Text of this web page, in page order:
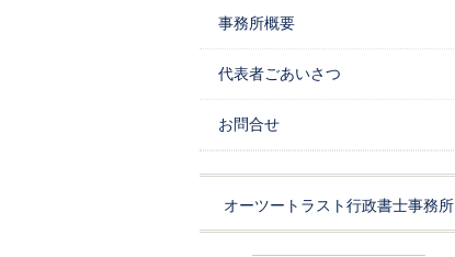
事務所概要
代表者ごあいさつ
お問合せ
オーツートラスト行政書士事務所